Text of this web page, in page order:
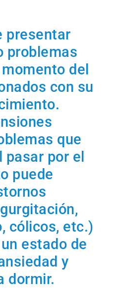
presentar
problemas
del
con su
que
pasar por el
puede
cólicos, etc.)
estado de
y
dormir.